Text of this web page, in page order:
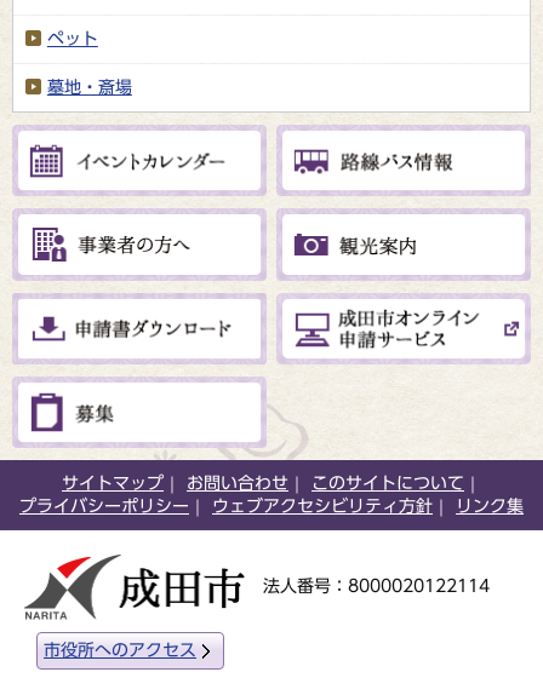
ペット
墓地・斎場
サイトマップ お問い合わせ
このサイトについて
プライバシーポリシー
ウェブアクセシビリティ方針 リンク集
法人番号：8000020122114
市役所へのアクセス